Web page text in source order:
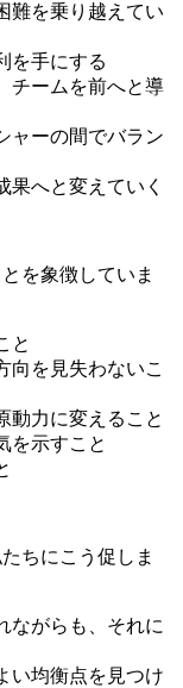
難を乗り越えてい
を手にする
チームを前へと導
ャーの間でバラン
果へと変えていく
を象徴していま
と
向を見失わないこ
動力に変えること
を示すこと
ちにこう促しま
ながらも、それに
い均衡点を見つけ